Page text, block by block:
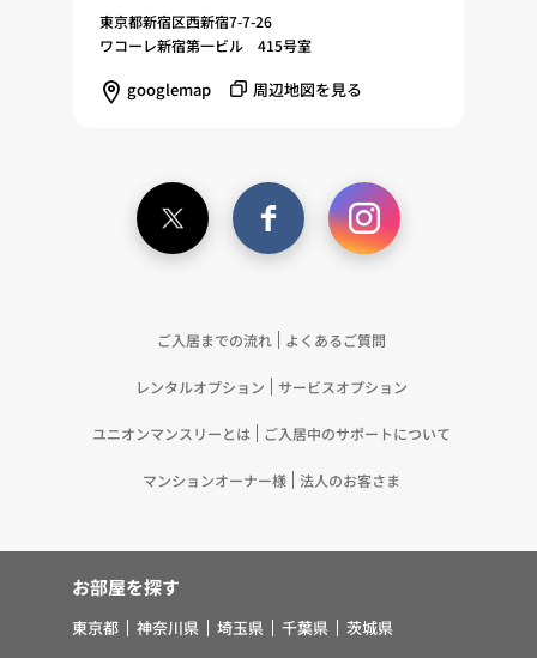
突合して、お客様の当ウェブサイトの利用履歴等の
調査・分析、広告の効果測定およびその結果を利用
を配信する等のマーケティング活動を行うため
ている個人情報を突合して「4.利用目的について」
記載の目的で利用するため（12）本ポリシーへの同
意に基づき、提携事業者等が取得した個人関連情報
るため（13）上記(1)～(12)に付随するアフターサ
よびご連絡等の実施
5.お客様・オーナー様の個人情報の第三者への提
供 （1）弊社は、次に掲げる場合を除き、弊社が
取り扱う個人情報を、あらかじめお客様およびオー
客様の同意を得ることが困難であるとき ③公衆衛
生の向上または児童の健全な育成の推進のために特
東京都新宿区西新宿7-7-26
ワコーレ新宿第一ビル 415号室
googlemap 周辺地図を見る
ご入居までの流れ よくあるご質問
レンタルオプション サービスオプション
ユニオンマンスリーとは ご入居中のサポートについて
マンションオーナー様 法人のお客さま
お部屋を探す
東京都 神奈川県 埼玉県 千葉県 茨城県